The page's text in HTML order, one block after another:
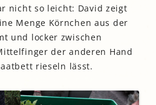
nicht so leicht: David zeigt
Menge Körnchen aus der
und locker zwischen
der anderen Hand
rieseln lässt.